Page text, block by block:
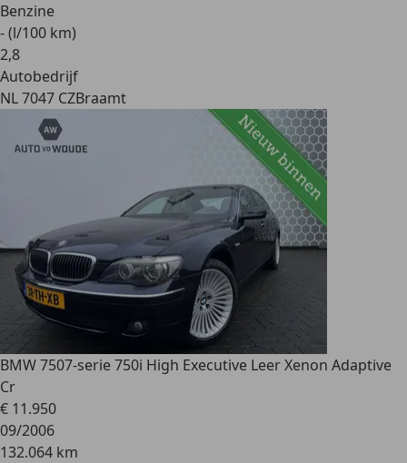
Benzine
- (l/100 km)
2,8
Autobedrijf
NL 7047 CZBraamt
BMW 7507-serie 750i High Executive Leer Xenon Adaptive
Cr
€ 11.950
09/2006
132.064 km